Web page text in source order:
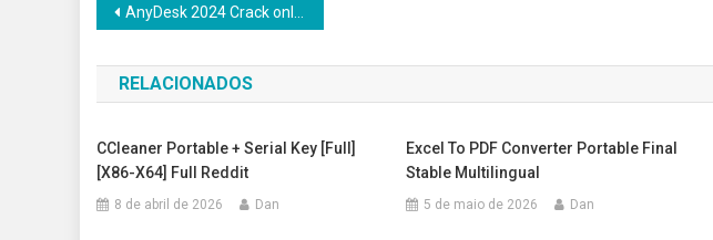
Navegação
de
Post
AnyDesk 2024 Crack only Clean (x86x64) [Clean] FileHippo
RELACIONADOS
CCleaner Portable + Serial Key [Full]
[x86-X64] Full Reddit
8 de abril de 2026 Dan
Excel To PDF Converter Portable Final
Stable Multilingual
5 de maio de 2026 Dan